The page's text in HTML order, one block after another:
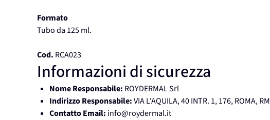
Formato
Tubo da 125 ml.
Cod. RCA023
Informazioni di sicurezza
Nome Responsabile: ROYDERMAL Srl
Indirizzo Responsabile:VIA L'AQUILA, 40 INTR. 1, 176, ROMA, RM
Contatto Email: info@roydermal.it